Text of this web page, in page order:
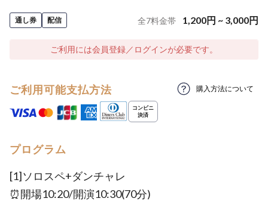
通し券 配信 全7料金帯 1,200円 ~ 3,000円
ご利用には会員登録／ログインが必要です。
ご利用可能支払方法 購入方法について
プログラム
[1]ソロスペ+ダンチャレ
⏰開場10:20/開演10:30(70分)